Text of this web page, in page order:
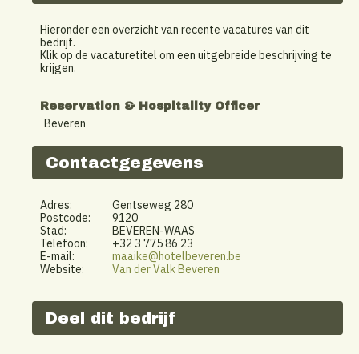
Hieronder een overzicht van recente vacatures van dit
bedrijf.
Klik op de vacaturetitel om een uitgebreide beschrijving te
krijgen.
Reservation & Hospitality Officer
Beveren
Contactgegevens
Adres:
Gentseweg 280
Postcode:
9120
Stad:
BEVEREN-WAAS
Telefoon:
+32 3 775 86 23
E-mail:
maaike@hotelbeveren.be
Website:
Van der Valk Beveren
Deel dit bedrijf